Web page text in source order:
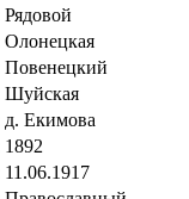
Рядовой
Олонецкая
Повенецкий
Шуйская
д. Екимова
1892
11.06.1917